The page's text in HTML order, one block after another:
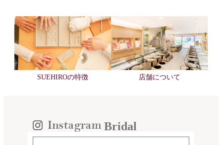
SUEHIROの特徴 店舗について
Bridal